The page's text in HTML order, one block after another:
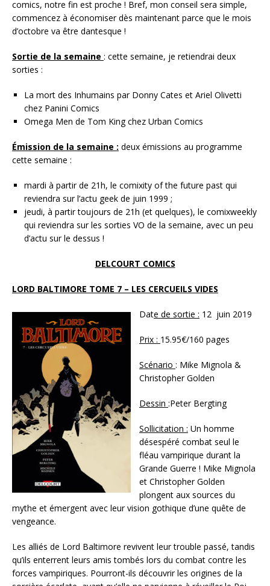
comics, notre fin est proche ! Bref, mon conseil sera simple,
commencez à économiser dès maintenant parce que le mois
d’octobre va être dantesque !
Sortie de la semaine : cette semaine, je retiendrai deux
sorties :
La mort des Inhumains par Donny Cates et Ariel Olivetti
chez Panini Comics
Omega Men de Tom King chez Urban Comics
Émission de la semaine : deux émissions au programme
cette semaine :
mardi à partir de 21h, le comixity of the future past qui
reviendra sur l’actu geek de juin 1999 ;
jeudi, à partir toujours de 21h (et quelques), le comixweekly
qui reviendra sur les sorties VO de la semaine, avec un peu
d’actu sur le dessus !
DELCOURT COMICS
LORD BALTIMORE TOME 7 – LES CERCUEILS VIDES
Date de sortie : 12 juin 2019
Prix : 15.95€/160 pages
Scénario : Mike Mignola &
Christopher Golden
Dessin :Peter Bergting
Sollicitation : Un homme
désespéré combat seul le
fléau vampirique durant la
Grande Guerre ! Mike Mignola
et Christopher Golden
plongent aux sources du
mythe et émergent avec leur vision gothique d’une quête de
vengeance.
Les alliés de Lord Baltimore revivent leur trouble passé, tandis
qu’ils enterrent leurs amis tombés lors du combat contre les
forces vampiriques. Pourront-ils découvrir les origines de la